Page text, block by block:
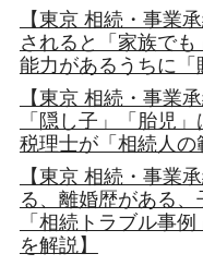
【東京 相続・事業
されると「家族で
能力があるうちに「
【東京 相続・事業
「隠し子」「胎児
税理士が「相続人の
【東京 相続・事業
る、離婚歴がある
「相続トラブル事
を解説】